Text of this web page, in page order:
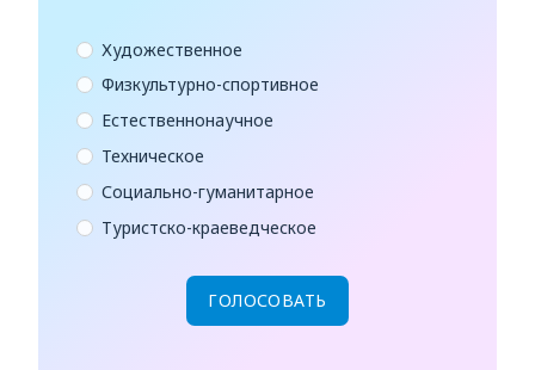
Художественное
Физкультурно-спортивное
Естественнонаучное
Техническое
Социально-гуманитарное
Туристско-краеведческое